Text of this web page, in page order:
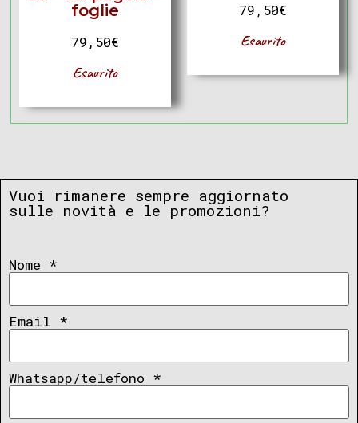
79,50€
Esaurito
foglie
79,50€
Esaurito
Vuoi rimanere sempre aggiornato
sulle novità e le promozioni?
Nome *
Email *
Whatsapp/telefono *